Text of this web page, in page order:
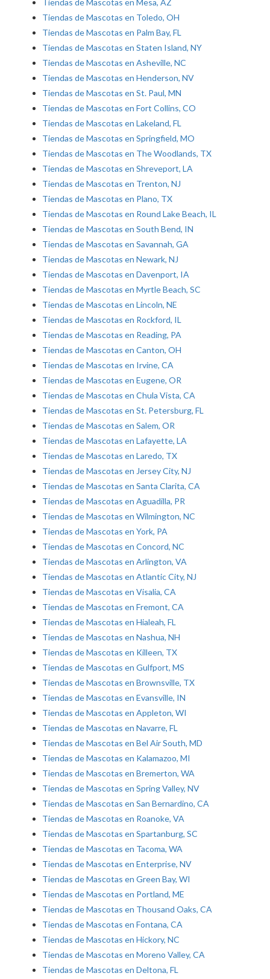
Tiendas de Mascotas en Mesa, AZ
Tiendas de Mascotas en Toledo, OH
Tiendas de Mascotas en Palm Bay, FL
Tiendas de Mascotas en Staten Island, NY
Tiendas de Mascotas en Asheville, NC
Tiendas de Mascotas en Henderson, NV
Tiendas de Mascotas en St. Paul, MN
Tiendas de Mascotas en Fort Collins, CO
Tiendas de Mascotas en Lakeland, FL
Tiendas de Mascotas en Springfield, MO
Tiendas de Mascotas en The Woodlands, TX
Tiendas de Mascotas en Shreveport, LA
Tiendas de Mascotas en Trenton, NJ
Tiendas de Mascotas en Plano, TX
Tiendas de Mascotas en Round Lake Beach, IL
Tiendas de Mascotas en South Bend, IN
Tiendas de Mascotas en Savannah, GA
Tiendas de Mascotas en Newark, NJ
Tiendas de Mascotas en Davenport, IA
Tiendas de Mascotas en Myrtle Beach, SC
Tiendas de Mascotas en Lincoln, NE
Tiendas de Mascotas en Rockford, IL
Tiendas de Mascotas en Reading, PA
Tiendas de Mascotas en Canton, OH
Tiendas de Mascotas en Irvine, CA
Tiendas de Mascotas en Eugene, OR
Tiendas de Mascotas en Chula Vista, CA
Tiendas de Mascotas en St. Petersburg, FL
Tiendas de Mascotas en Salem, OR
Tiendas de Mascotas en Lafayette, LA
Tiendas de Mascotas en Laredo, TX
Tiendas de Mascotas en Jersey City, NJ
Tiendas de Mascotas en Santa Clarita, CA
Tiendas de Mascotas en Aguadilla, PR
Tiendas de Mascotas en Wilmington, NC
Tiendas de Mascotas en York, PA
Tiendas de Mascotas en Concord, NC
Tiendas de Mascotas en Arlington, VA
Tiendas de Mascotas en Atlantic City, NJ
Tiendas de Mascotas en Visalia, CA
Tiendas de Mascotas en Fremont, CA
Tiendas de Mascotas en Hialeah, FL
Tiendas de Mascotas en Nashua, NH
Tiendas de Mascotas en Killeen, TX
Tiendas de Mascotas en Gulfport, MS
Tiendas de Mascotas en Brownsville, TX
Tiendas de Mascotas en Evansville, IN
Tiendas de Mascotas en Appleton, WI
Tiendas de Mascotas en Navarre, FL
Tiendas de Mascotas en Bel Air South, MD
Tiendas de Mascotas en Kalamazoo, MI
Tiendas de Mascotas en Bremerton, WA
Tiendas de Mascotas en Spring Valley, NV
Tiendas de Mascotas en San Bernardino, CA
Tiendas de Mascotas en Roanoke, VA
Tiendas de Mascotas en Spartanburg, SC
Tiendas de Mascotas en Tacoma, WA
Tiendas de Mascotas en Enterprise, NV
Tiendas de Mascotas en Green Bay, WI
Tiendas de Mascotas en Portland, ME
Tiendas de Mascotas en Thousand Oaks, CA
Tiendas de Mascotas en Fontana, CA
Tiendas de Mascotas en Hickory, NC
Tiendas de Mascotas en Moreno Valley, CA
Tiendas de Mascotas en Deltona, FL